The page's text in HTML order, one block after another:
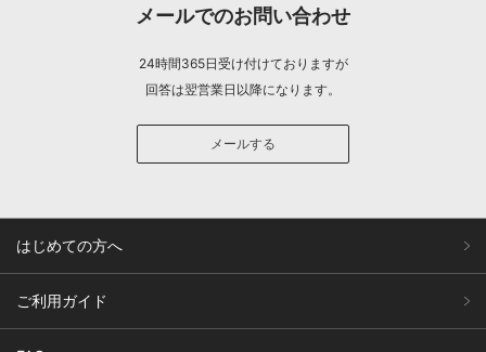
メールでのお問い合わせ
24時間365日受け付けておりますが
回答は翌営業日以降になります。
メールする
はじめての方へ
ご利用ガイド